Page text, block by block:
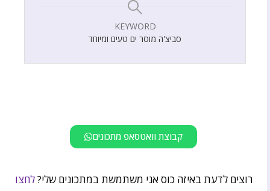
KEYWORD
סביצ'ה מוסר ים טעים ומיוחד
קבוצת וואטסאפ מתכונים
רוצים לדעת באיזה כוס אני משתמשת במתכונים שלי?לחצו